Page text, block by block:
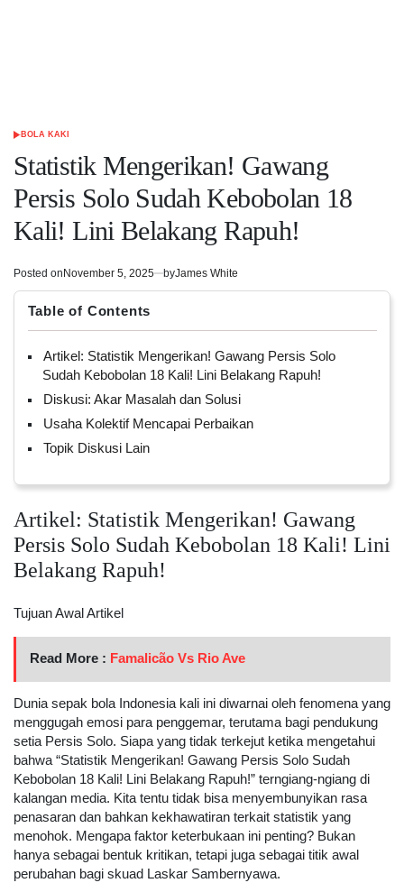
POSTED
BOLA KAKI
Statistik Mengerikan! Gawang
Persis Solo Sudah Kebobolan 18
Kali! Lini Belakang Rapuh!
Posted on November 5, 2025 byJames White
Table of Contents
Artikel: Statistik Mengerikan! Gawang Persis Solo
Sudah Kebobolan 18 Kali! Lini Belakang Rapuh!
Diskusi: Akar Masalah dan Solusi
Usaha Kolektif Mencapai Perbaikan
Topik Diskusi Lain
Artikel: Statistik Mengerikan! Gawang
Persis Solo Sudah Kebobolan 18 Kali! Lini
Belakang Rapuh!
Tujuan Awal Artikel
Read More : Famalicão Vs Rio Ave
Dunia sepak bola Indonesia kali ini diwarnai oleh fenomena yang
menggugah emosi para penggemar, terutama bagi pendukung
setia Persis Solo. Siapa yang tidak terkejut ketika mengetahui
bahwa “Statistik Mengerikan! Gawang Persis Solo Sudah
Kebobolan 18 Kali! Lini Belakang Rapuh!” terngiang-ngiang di
kalangan media. Kita tentu tidak bisa menyembunyikan rasa
penasaran dan bahkan kekhawatiran terkait statistik yang
menohok. Mengapa faktor keterbukaan ini penting? Bukan
hanya sebagai bentuk kritikan, tetapi juga sebagai titik awal
perubahan bagi skuad Laskar Sambernyawa.